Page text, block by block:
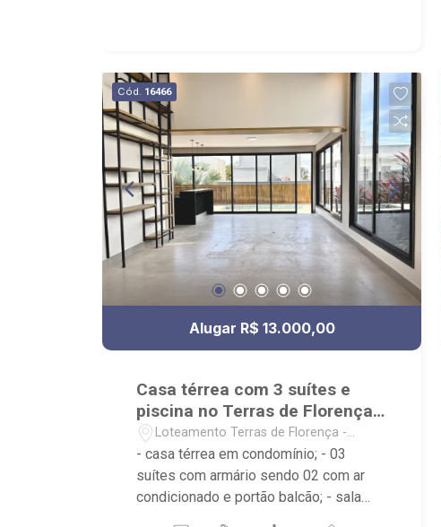
Cód. 16466
Alugar R$ 13.000,00
Casa térrea com 3 suítes e
piscina no Terras de Florença
Ribeirão Preto
Loteamento Terras de Florença -
Ribeirão Preto/SP
- casa térrea em condomínio; - 03
suítes com armário sendo 02 com ar
condicionado e portão balcão; - sala